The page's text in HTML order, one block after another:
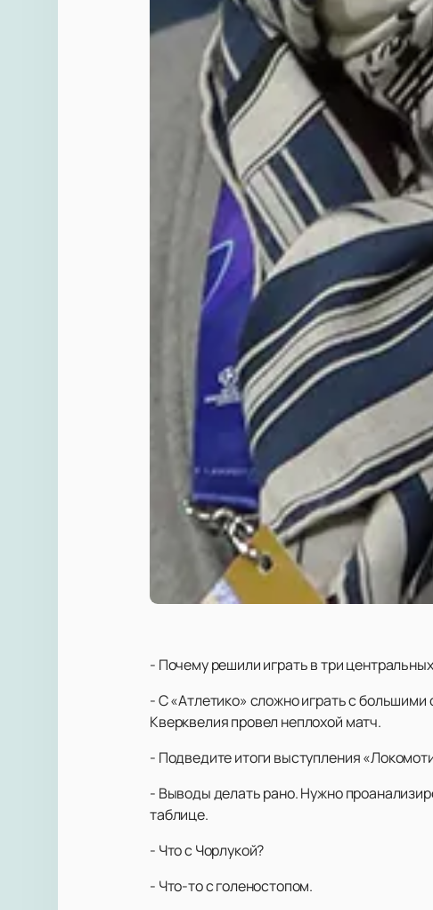
- Почему решили играть в три
- С «Атлетико» сложно играть с
Кверквелия провел неплохой матч.
- Подведите итоги выступления
- Выводы делать рано. Нужно
таблице.
- Что с Чорлукой?
- Что-то с голеностопом.